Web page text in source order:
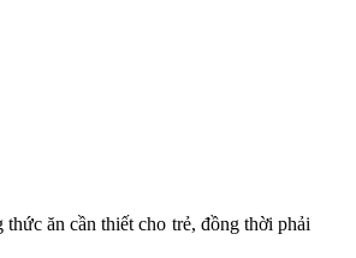
ăn cần thiết cho trẻ, đồng thời phải